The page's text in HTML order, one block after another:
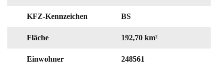
KFZ-Kennzeichen BS
Fläche 192,70 km²
Einwohner 248561